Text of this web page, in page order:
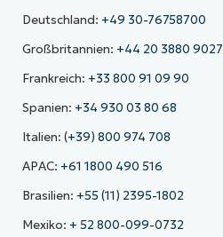
Deutschland: +49 30-76758700
Großbritannien: +44 20 3880 9027
Frankreich: +33 800 91 09 90
Spanien: +34 930 03 80 68
Italien: (+39) 800 974 708
APAC: +61 1800 490 516
Brasilien: +55 (11) 2395-1802
Mexiko: + 52 800-099-0732